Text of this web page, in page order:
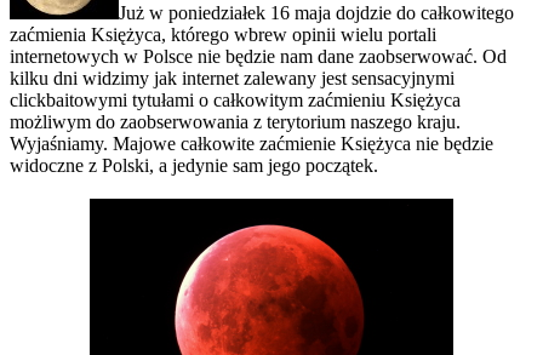
Już w poniedziałek 16 maja dojdzie do całkowitego
zaćmienia Księżyca, którego wbrew opinii wielu portali
internetowych w Polsce nie będzie nam dane zaobserwować. Od
kilku dni widzimy jak internet zalewany jest sensacyjnymi
clickbaitowymi tytułami o całkowitym zaćmieniu Księżyca
możliwym do zaobserwowania z terytorium naszego kraju.
Wyjaśniamy. Majowe całkowite zaćmienie Księżyca nie będzie
widoczne z Polski, a jedynie sam jego początek.